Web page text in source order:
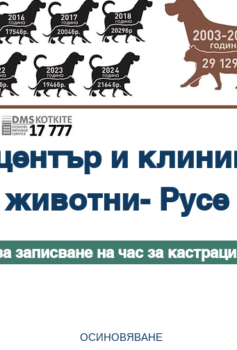
и
Русе
записване на час за
ОСИНОВЯВАНЕ